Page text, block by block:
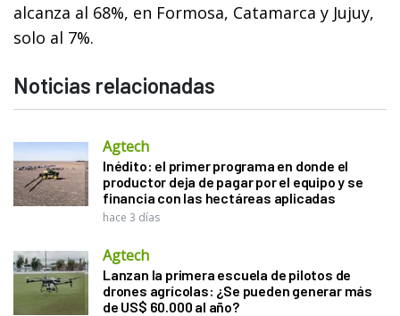
alcanza al 68%, en Formosa, Catamarca y Jujuy,
solo al 7%.
Noticias relacionadas
Agtech
Inédito: el primer programa en donde el
productor deja de pagar por el equipo y se
financia con las hectáreas aplicadas
hace 3 días
Agtech
Lanzan la primera escuela de pilotos de
drones agrícolas: ¿Se pueden generar más
de US$ 60.000 al año?